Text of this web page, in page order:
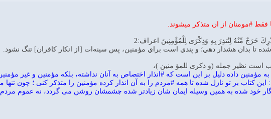
#مومنان از ان متذكر ميشوند.
حَرَجٌ مِّنْهُ لِتُنذِرَ بِهِ وَذِكْرَى لِلْمُؤْمِنِينَ اعراف:2
تا بدان هشدار دهي؛ و پندي است براي مؤمنين، پس سينه‌ات [از انکار کافران] تنگ نشود.
است نظير جمله (و ذكرى للمؤ منين )،
مؤمنين داده دليل بر اين است كه #انذار اختصاص به آنان نداشته، بلكه مؤمنين و غير
اين كتاب بر تو نازل شده تا همه #مردم را به آن انذار كرده مؤمنين را متذكر كنى ؛ چون
خود شده به همين وسيله ايمان شان زيادتر شده چشمشان روشن مى گردد، نه عموم